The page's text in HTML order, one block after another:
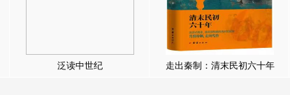
泛读中世纪 走出秦制：清末民初六十年